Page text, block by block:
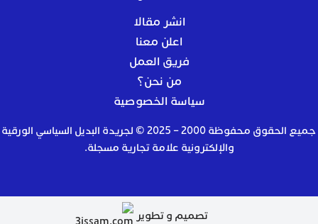
انشر مقالا
اعلن معنا
فريق العمل
من نحن؟
سياسة الخصوصية
جميع الحقوق محفوظة 2000 – 2025 © لجريدة البديل السياسي الورقية
والإلكترونية علامة تجارية مسجلة.
تصميم و تطوير